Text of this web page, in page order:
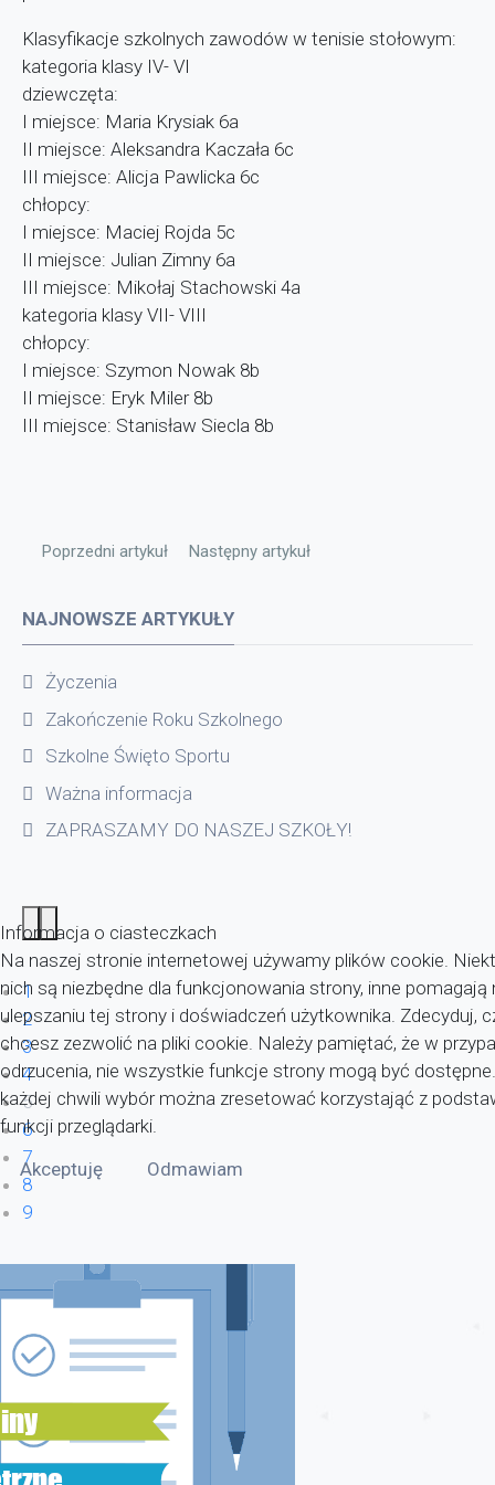
Klasyfikacje szkolnych zawodów w tenisie stołowym:
kategoria klasy IV- VI
dziewczęta:
I miejsce: Maria Krysiak 6a
II miejsce: Aleksandra Kaczała 6c
III miejsce: Alicja Pawlicka 6c
chłopcy:
I miejsce: Maciej Rojda 5c
II miejsce: Julian Zimny 6a
III miejsce: Mikołaj Stachowski 4a
kategoria klasy VII- VIII
chłopcy:
I miejsce: Szymon Nowak 8b
II miejsce: Eryk Miler 8b
III miejsce: Stanisław Siecla 8b
Poprzedni artykuł: Łowili ryby
Poprzedni artykuł Następny artykuł: XV Gminny Konkurs
Następny artykuł
NAJNOWSZE ARTYKUŁY
Życzenia
Zakończenie Roku Szkolnego
Szkolne Święto Sportu
Ważna informacja
ZAPRASZAMY DO NASZEJ SZKOŁY!
1
2
3
4
5
6
7
8
9
Informacja o ciasteczkach
Na naszej stronie internetowej używamy plików cookie.
nich są niezbędne dla funkcjonowania strony, inne pomagają
ulepszaniu tej strony i doświadczeń użytkownika. Zdecyduj,
chcesz zezwolić na pliki cookie. Należy pamiętać, że w
odrzucenia, nie wszystkie funkcje strony mogą być
każdej chwili wybór można zresetować korzystająć z
funkcji przeglądarki.
Akceptuję
Odmawiam